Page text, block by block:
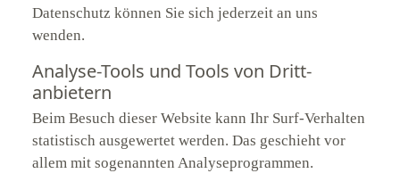
Datenschutz können Sie sich jederzeit an uns
wenden.
Analyse-Tools und Tools von Dritt­
anbietern
Beim Besuch dieser Website kann Ihr Surf-Verhalten
statistisch ausgewertet werden. Das geschieht vor
allem mit sogenannten Analyseprogrammen.